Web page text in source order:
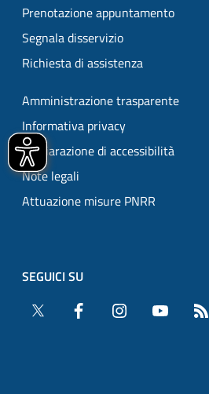
Prenotazione appuntamento
Segnala disservizio
Richiesta di assistenza
Amministrazione trasparente
Informativa privacy
Dichiarazione di accessibilità
Note legali
Attuazione misure PNRR
SEGUICI SU
Twitter
Facebook Instagram YouTube